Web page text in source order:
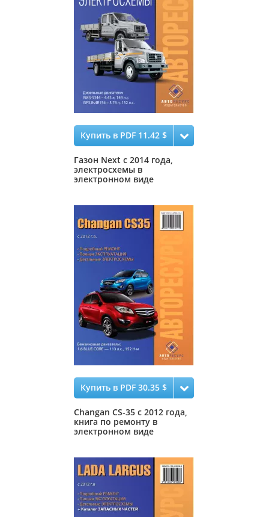
Купить в PDF 11.42 $
Газон Next с 2014 года,
электросхемы в
электронном виде
Купить в PDF 30.35 $
Changan CS-35 с 2012 года,
книга по ремонту в
электронном виде